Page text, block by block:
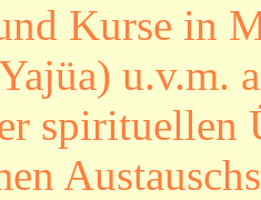
Kurse in
u.v.m.
spirituellen